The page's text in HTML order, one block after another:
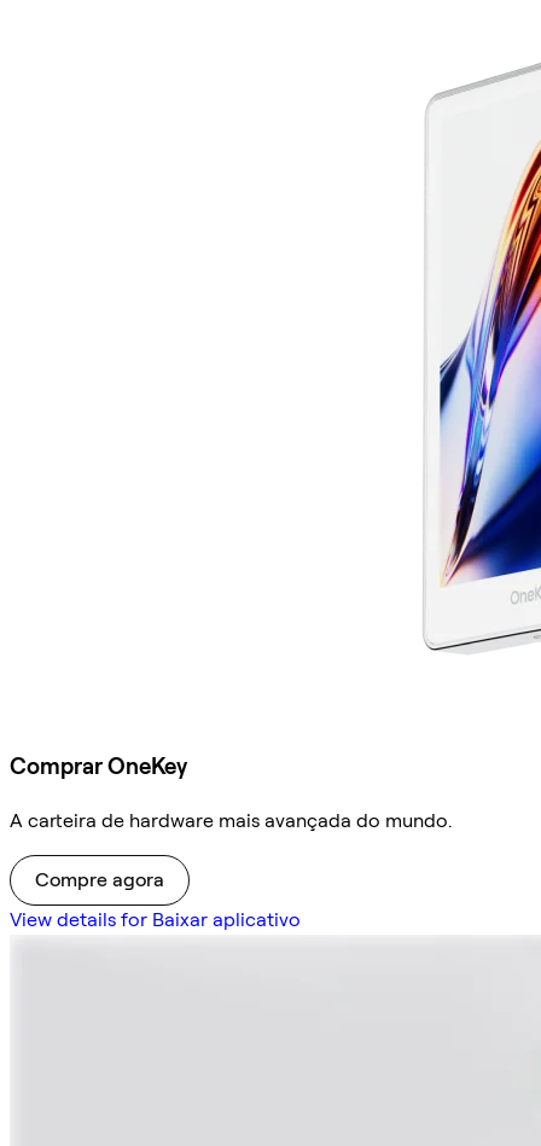
Comprar OneKey
A carteira de hardware mais avançada do mundo.
Compre agora
View details for Baixar aplicativo